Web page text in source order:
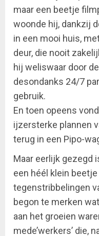
maar een beetje
woonde hij, dankzij
in een mooi huis,
deur, die nooit
hij weliswaar door
desondanks 24/7
gebruik.
En toen opeens
ijzersterke plannen
terug in een Pipo-
Maar eerlijk gezegd
een héél klein
tegenstribbelingen
begon te merken
aan het groeien
mede’werkers’ die,